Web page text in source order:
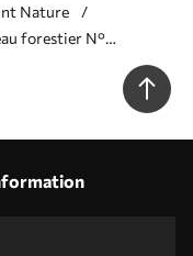
Nature
forestier N°